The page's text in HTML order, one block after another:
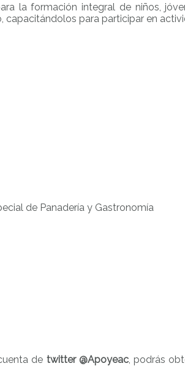
la formación integral de niños,
para participar en
de Panadería y Gastronomía
de twitter @Apoyeac, podrás